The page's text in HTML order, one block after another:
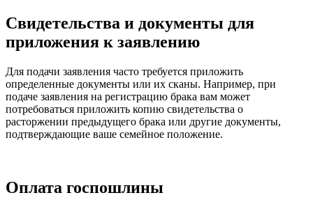
Свидетельства и документы для
приложения к заявлению
Для подачи заявления часто требуется приложить
определенные документы или их сканы. Например, при
подаче заявления на регистрацию брака вам может
потребоваться приложить копию свидетельства о
расторжении предыдущего брака или другие документы,
подтверждающие ваше семейное положение.
Оплата госпошлины